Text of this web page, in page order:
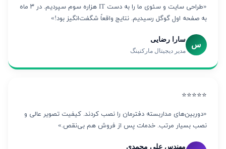
«طراحی سایت و سئوی ما را به دست IT هزاره سوم سپردیم. در ۳ ماه
به صفحه اول گوگل رسیدیم. نتایج واقعاً شگفت‌انگیز بود!»
س
سارا رضایی
مدیر دیجیتال مارکتینگ
⭐⭐⭐⭐⭐
«دوربین‌های مداربسته دفترمان را نصب کردند. کیفیت تصویر عالی و
نصب بسیار مرتب. خدمات پس از فروش هم بی‌نقص.»
مهندس علی محمدی